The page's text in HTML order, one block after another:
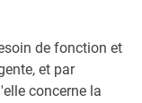
de fonction et
et par
concerne la